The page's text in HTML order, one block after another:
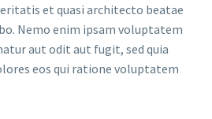
et quasi architecto beatae
Nemo enim ipsam voluptatem
aut odit aut fugit, sed quia
eos qui ratione voluptatem